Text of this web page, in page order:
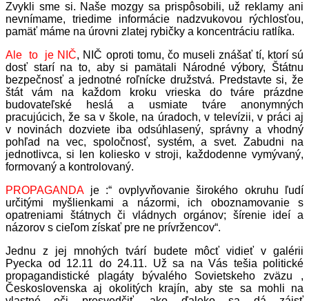
Zvykli sme si. Naše mozgy sa prispôsobili, už reklamy ani
nevnímame, triedime informácie nadzvukovou rýchlosťou,
pamäť máme na úrovni zlatej rybičky a koncentráciu ratlíka.
Ale to je NIČ, NIČ oproti tomu, čo museli znášať tí, ktorí sú
dosť starí na to, aby si pamätali Národné výbory, Štátnu
bezpečnosť a jednotné roľnícke družstvá. Predstavte si, že
štát vám na každom kroku vrieska do tváre prázdne
budovateľské heslá a usmiate tváre anonymných
pracujúcich, že sa v škole, na úradoch, v televízii, v práci aj
v novinách dozviete iba odsúhlasený, správny a vhodný
pohľad na vec, spoločnosť, systém, a svet. Zabudni na
jednotlivca, si len koliesko v stroji, každodenne vymývaný,
formovaný a kontrolovaný.
PROPAGANDAje :“ ovplyvňovanie širokého okruhu ľudí
určitými myšlienkami a názormi, ich oboznamovanie s
opatreniami štátnych či vládnych orgánov; šírenie ideí a
názorov s cieľom získať pre ne prívržencov“.
Jednu z jej mnohých tvárí budete môcť vidieť v galérii
Pyecka od 12.11 do 24.11. Už sa na Vás tešia politické
propagandistické plagáty bývalého Sovietskeho zväzu ,
Československa aj okolitých krajín, aby ste sa mohli na